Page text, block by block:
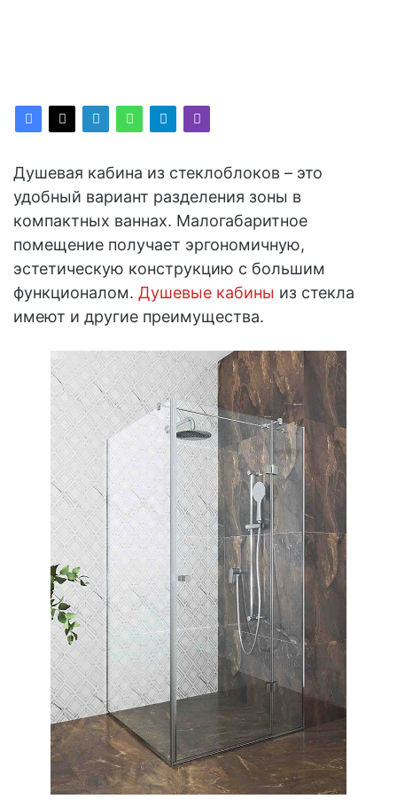
Душевая кабина из стеклоблоков – это
удобный вариант разделения зоны в
компактных ваннах. Малогабаритное
помещение получает эргономичную,
эстетическую конструкцию с большим
функционалом. Душевые кабины из стекла
имеют и другие преимущества.